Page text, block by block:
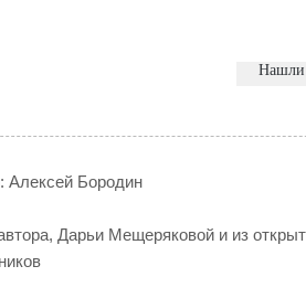
Нашли
Алексей Бородин
Дарьи Мещеряковой и из